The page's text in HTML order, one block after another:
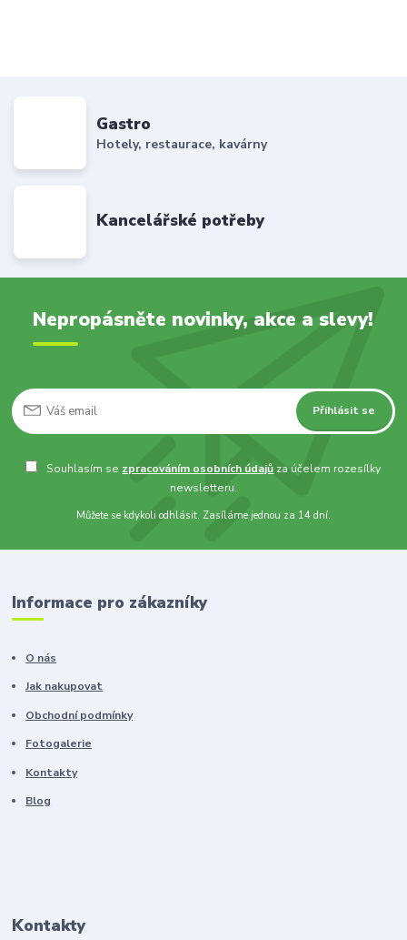
Gastro
Hotely, restaurace, kavárny
Kancelářské potřeby
Nepropásněte novinky, akce a slevy!
Přihlásit se
Souhlasím se zpracováním osobních údajů za účelem rozesílky
newsletteru.
Můžete se kdykoli odhlásit. Zasíláme jednou za 14 dní.
Informace pro zákazníky
O nás
Jak nakupovat
Obchodní podmínky
Fotogalerie
Kontakty
Blog
Kontakty